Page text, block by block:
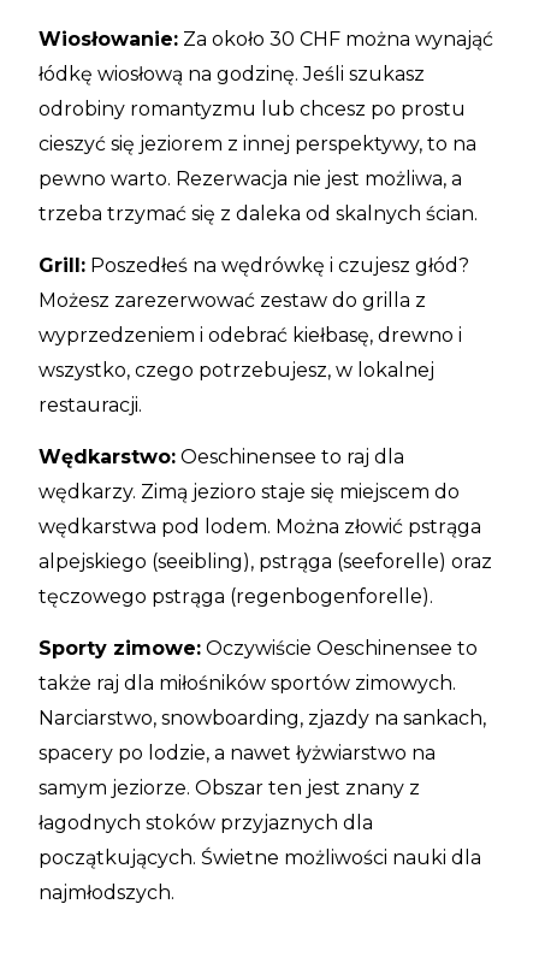
Wiosłowanie: Za około 30 CHF można wynająć
łódkę wiosłową na godzinę. Jeśli szukasz
odrobiny romantyzmu lub chcesz po prostu
cieszyć się jeziorem z innej perspektywy, to na
pewno warto. Rezerwacja nie jest możliwa, a
trzeba trzymać się z daleka od skalnych ścian.
Grill: Poszedłeś na wędrówkę i czujesz głód?
Możesz zarezerwować zestaw do grilla z
wyprzedzeniem i odebrać kiełbasę, drewno i
wszystko, czego potrzebujesz, w lokalnej
restauracji.
Wędkarstwo: Oeschinensee to raj dla
wędkarzy. Zimą jezioro staje się miejscem do
wędkarstwa pod lodem. Można złowić pstrąga
alpejskiego (seeibling), pstrąga (seeforelle) oraz
tęczowego pstrąga (regenbogenforelle).
Sporty zimowe: Oczywiście Oeschinensee to
także raj dla miłośników sportów zimowych.
Narciarstwo, snowboarding, zjazdy na sankach,
spacery po lodzie, a nawet łyżwiarstwo na
samym jeziorze. Obszar ten jest znany z
łagodnych stoków przyjaznych dla
początkujących. Świetne możliwości nauki dla
najmłodszych.